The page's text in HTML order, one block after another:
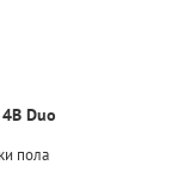
Duo
пола